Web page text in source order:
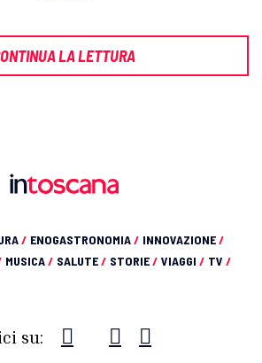
LA LETTURA
/ ENOGASTRONOMIA/ INNOVAZIONE/
MUSICA/ SALUTE/ STORIE/ VIAGGI / TV /
su: